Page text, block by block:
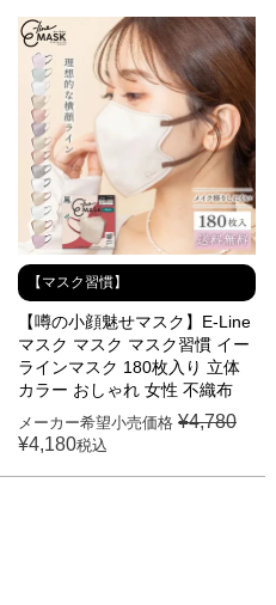
【マスク習慣】
【噂の小顔魅せマスク】E-Line
マスク マスク マスク習慣 イー
ラインマスク 180枚入り 立体
カラー おしゃれ 女性 不織布
メーカー希望小売価格 ¥4,780
¥4,180税込